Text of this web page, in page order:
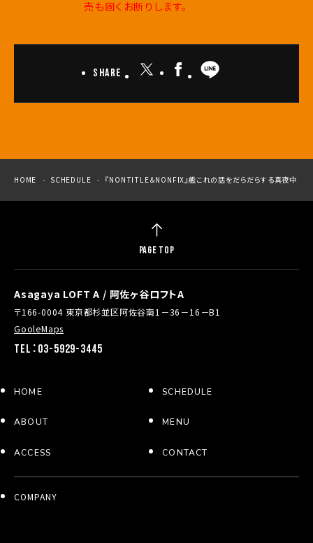
売も固くお断りします。
Share
HOME SCHEDULE 『NONTITLE＆NONFIX』艦これの話をだらだらする真夜中
Asagaya LOFT A / 阿佐ヶ谷ロフトA
〒166-0004 東京都杉並区阿佐谷南1－36－16－B1
GooleMaps
TEL：03-5929-3445
HOME SCHEDULE
ABOUT MENU
ACCESS CONTACT
COMPANY
PAGE TOP